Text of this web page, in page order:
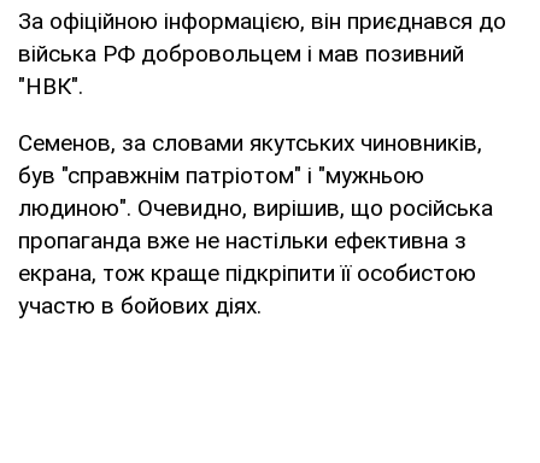
За офіційною інформацією, він приєднався до
війська РФ добровольцем і мав позивний
"НВК".
Семенов, за словами якутських чиновників,
був "справжнім патріотом" і "мужньою
людиною". Очевидно, вирішив, що російська
пропаганда вже не настільки ефективна з
екрана, тож краще підкріпити її особистою
участю в бойових діях.